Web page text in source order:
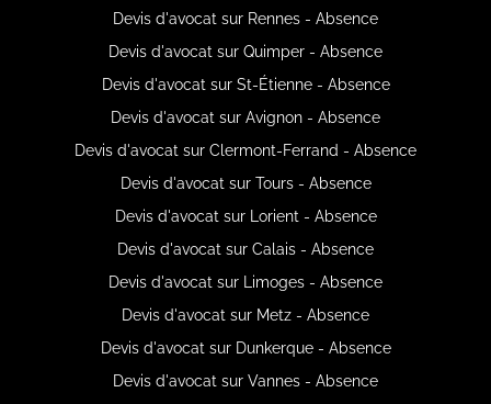
Devis d'avocat sur Rennes - Absence
Devis d'avocat sur Quimper - Absence
Devis d'avocat sur St-Étienne - Absence
Devis d'avocat sur Avignon - Absence
Devis d'avocat sur Clermont-Ferrand - Absence
Devis d'avocat sur Tours - Absence
Devis d'avocat sur Lorient - Absence
Devis d'avocat sur Calais - Absence
Devis d'avocat sur Limoges - Absence
Devis d'avocat sur Metz - Absence
Devis d'avocat sur Dunkerque - Absence
Devis d'avocat sur Vannes - Absence